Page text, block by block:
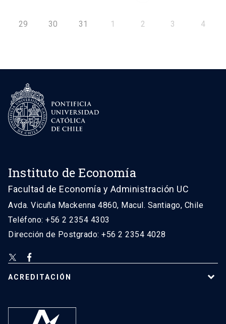
29 30 31 1 2 3 4
Instituto de Economía
Facultad de Economía y Administración UC
Avda. Vicuña Mackenna 4860, Macul. Santiago, Chile
Teléfono: +56 2 2354 4303
Dirección de Postgrado: +56 2 2354 4028
ACREDITACIÓN